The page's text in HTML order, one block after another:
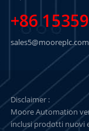
+86
sales5@mooreplc.com
Disclaimer :
Moore Automation
inclusi prodotti nuovi